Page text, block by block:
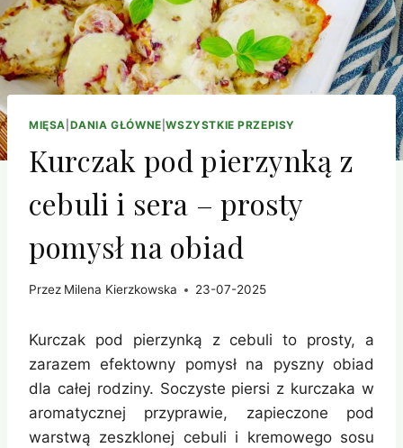
MIĘSA DANIA GŁÓWNE |WSZYSTKIE PRZEPISY
Kurczak pod pierzynką z
cebuli i sera – prosty
pomysł na obiad
Przez Milena Kierzkowska 23-07-2025
Kurczak pod pierzynką z cebuli to prosty, a
zarazem efektowny pomysł na pyszny obiad
dla całej rodziny. Soczyste piersi z kurczaka w
aromatycznej przyprawie, zapieczone pod
warstwą zeszklonej cebuli i kremowego sosu